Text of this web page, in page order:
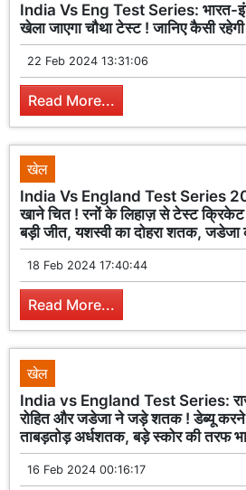
India Vs Eng Test Series: भारत-
खेला जाएगा चौथा टेस्ट ! जानिए कैसी
22 Feb 2024 13:31:06
Read More...
खेल
India Vs England Test Series
खाने चित ! रनों के लिहाज़ से टेस्ट क्रिकेट
बड़ी जीत, यशस्वी का दोहरा शतक, जडेजा
18 Feb 2024 17:40:44
Read More...
खेल
India vs England Test Series:
रोहित और जडेजा ने जड़े शतक ! डेब्यू करने
ताबड़तोड़ अर्धशतक, बड़े स्कोर की तरफ
16 Feb 2024 00:16:17